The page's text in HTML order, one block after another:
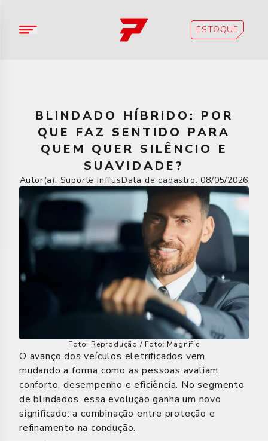
ESTOQUE
BLINDADO HÍBRIDO: POR
QUE FAZ SENTIDO PARA
QUEM QUER SILÊNCIO E
SUAVIDADE?
Autor(a): Suporte InffusData de cadastro:08/05/2026
Foto: Reprodução / Foto: Magnific
O avanço dos veículos eletrificados vem
mudando a forma como as pessoas avaliam
conforto, desempenho e eficiência. No segmento
de blindados, essa evolução ganha um novo
significado: a combinação entre proteção e
refinamento na condução.